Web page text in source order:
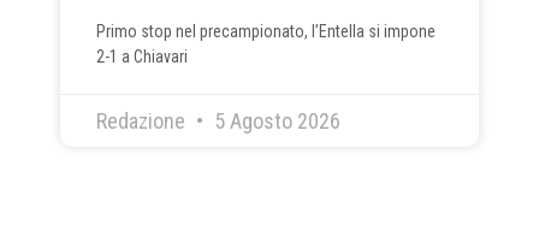
Primo stop nel precampionato, l’Entella si impone
2-1 a Chiavari
Redazione 5 Agosto 2026